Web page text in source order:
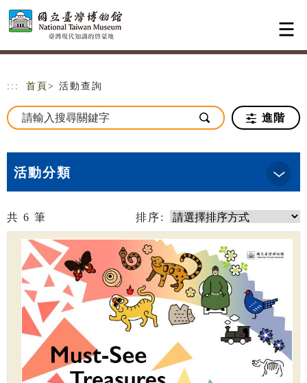
跳到主要內容
網站導覽
::: 首頁 > 活動查詢
進階
活動分類
共 6 筆 排序: